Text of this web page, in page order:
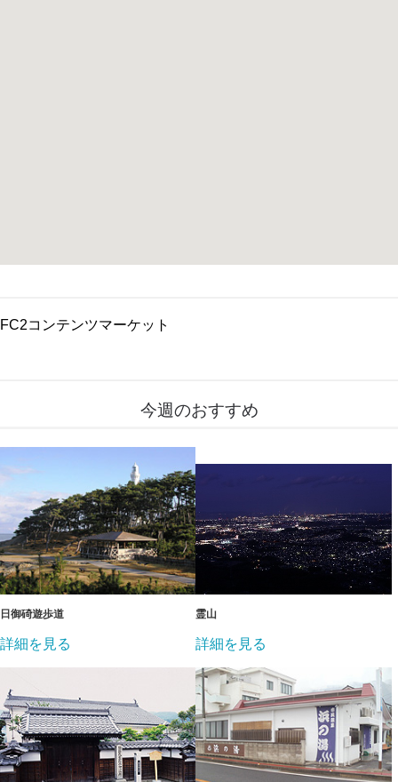
FC2コンテンツマーケット
今週のおすすめ
日御碕遊歩道
詳細を見る
霊山
詳細を見る